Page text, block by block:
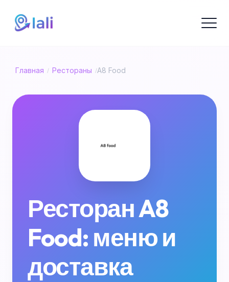
Главная / Рестораны /A8 Food
Ресторан A8
Food: меню и
доставка